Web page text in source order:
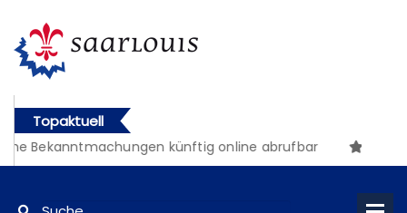
Topaktuell
Bekanntmachungen künftig online abrufbar